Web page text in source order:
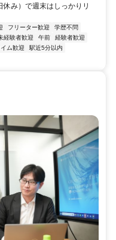
み）で週末はしっかりリ
フリーター歓迎
学歴不問
経験者歓迎 午前
経験者歓迎
ム歓迎
駅近5分以内